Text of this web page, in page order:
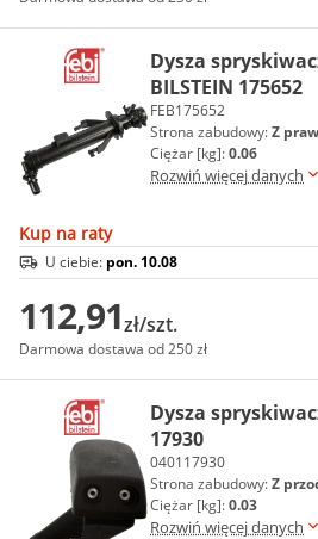
Dysza
BILSTEIN 175652
FEB175652
Strona zabudowy:Z
Ciężar [kg]:0.06
Rozwiń więcej danych
Kup na raty
U ciebie: pon. 10.08
112,91zł/szt.
Darmowa dostawa od 250 zł
Dysza
17930
040117930
Strona zabudowy:Z
Ciężar [kg]:0.03
Rozwiń więcej danych